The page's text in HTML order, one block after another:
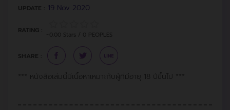
UPDATE : 19 Nov 2020
RATING :
~0.00 Stars / 0 PEOPLES
SHARE :
*** หนังสือเล่มนี้มีเนื้อหาเหมาะกับผู้ที่มีอายุ 18 ปีขึ้นไป ***